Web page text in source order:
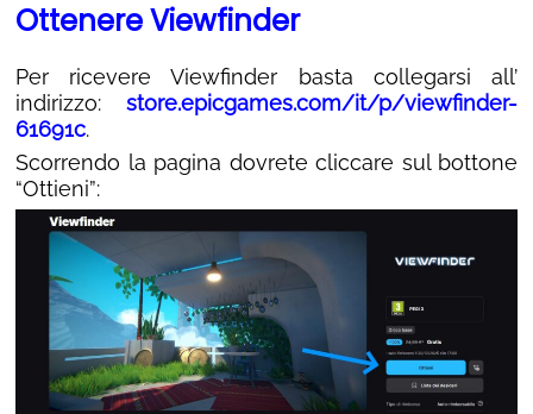
Ottenere Viewfinder
Per ricevere Viewfinder basta collegarsi all’
indirizzo: store.epicgames.com/it/p/viewfinder-
61691c.
Scorrendo la pagina dovrete cliccare sul bottone
“Ottieni”: